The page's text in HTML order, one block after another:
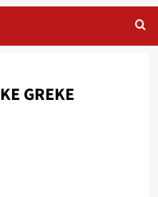
GREKE